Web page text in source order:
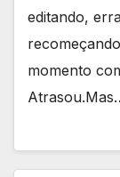
editando,
momento